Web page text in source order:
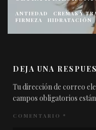
EFECTO FLASH
DEJA UNA
Tu dirección de correo
campos obligatorios
COMENTARIO *